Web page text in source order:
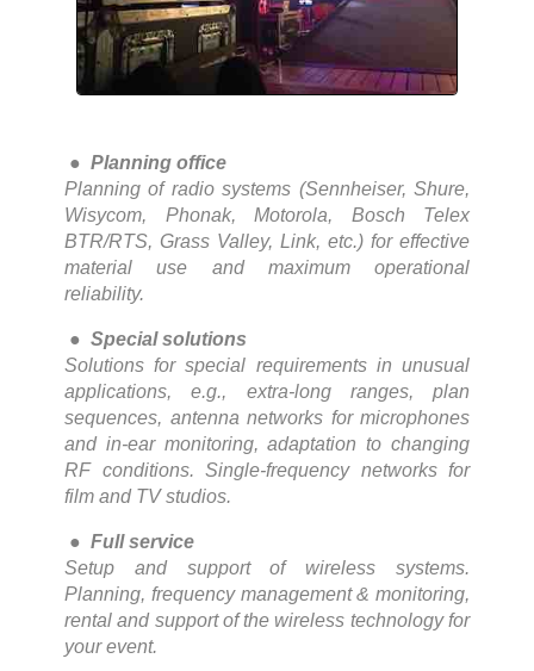
● Planning office
Planning of radio systems (Sennheiser, Shure,
Wisycom, Phonak, Motorola, Bosch Telex
BTR/RTS, Grass Valley, Link, etc.) for effective
material use and maximum operational
reliability.
● Special solutions
Solutions for special requirements in unusual
applications, e.g., extra-long ranges, plan
sequences, antenna networks for microphones
and in-ear monitoring, adaptation to changing
RF conditions. Single-frequency networks for
film and TV studios.
● Full service
Setup and support of wireless systems.
Planning, frequency management & monitoring,
rental and support of the wireless technology for
your event.